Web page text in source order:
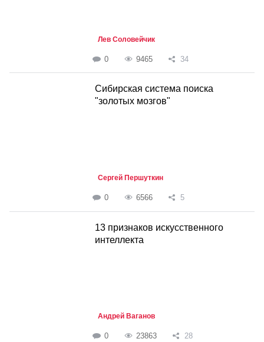
Лев Соловейчик
0 9465 34
Сибирская система поиска
"золотых мозгов"
Сергей Першуткин
0 6566 5
13 признаков искусственного
интеллекта
Андрей Ваганов
0 23863 28